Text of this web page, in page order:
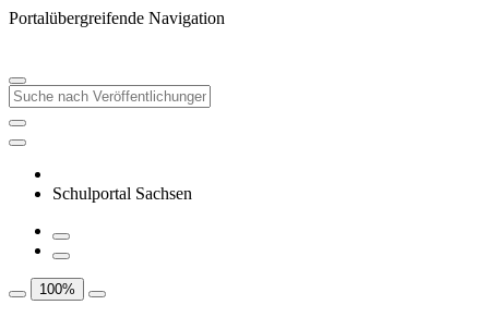
Portalübergreifende Navigation
Schulportal Sachsen
100%